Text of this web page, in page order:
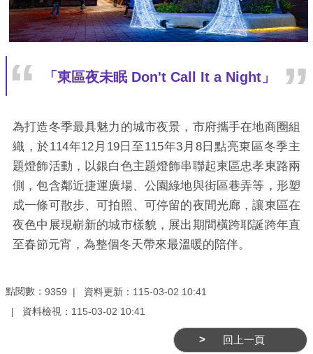
「東區夜未眠 Don't Call It a Night」
為打造冬季最具魅力的城市夜景，市府攜手在地商圈組
織，於114年12月19日至115年3月8日點亮東區冬季主
題燈飾活動，以銀白色主題燈飾串聯起東區忠孝東路兩
側，包含鄰近捷運廣場、公園綠地與街區巷弄等，形塑
成一條可散步、可拍照、可停留的夜間光廊，讓東區在
夜色中展現嶄新的城市樣貌，展出期間橫跨耶誕跨年直
至春節元宵，為整個冬天帶來最溫暖的陪伴。
點閱數： 9359 資料更新： 115-03-02 10:41
資料檢視： 115-03-02 10:41
回上一頁